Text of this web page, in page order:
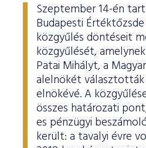
Szeptember 14-én
Budapesti
közgyűlés döntéseit
közgyűlését,
Patai Mihályt, a
alelnökét választották
elnökévé. A
összes határozati
es pénzügyi
került: a tavalyi évre